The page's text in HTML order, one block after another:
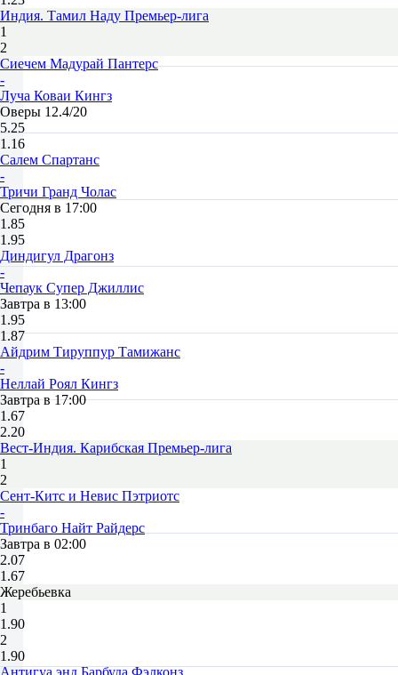
Индия. Тамил Наду Премьер-лига
1
2
Сиечем Мадурай Пантерс
-
Луча Коваи Кингз
Оверы 12.4/20
5.25
1.16
Салем Спартанс
-
Тричи Гранд Чолас
Сегодня в 17:00
1.85
1.95
Диндигул Драгонз
-
Чепаук Супер Джиллис
Завтра в 13:00
1.95
1.87
Айдрим Тируппур Тамижанс
-
Неллай Роял Кингз
Завтра в 17:00
1.67
2.20
Вест-Индия. Карибская Премьер-лига
1
2
Сент-Китс и Невис Пэтриотс
-
Тринбаго Найт Райдерс
Завтра в 02:00
2.07
1.67
Жеребьевка
1
1.90
2
1.90
Антигуа энд Барбуда Фэлконз